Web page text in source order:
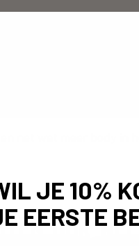
OOK
JE 10%
EERSTE